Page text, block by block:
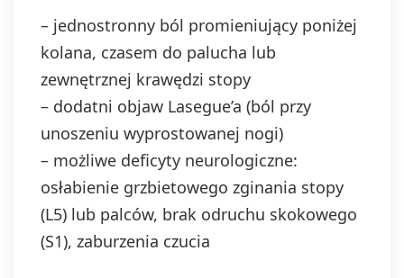
– jednostronny ból promieniujący poniżej
kolana, czasem do palucha lub
zewnętrznej krawędzi stopy
– dodatni objaw Lasegue’a (ból przy
unoszeniu wyprostowanej nogi)
– możliwe deficyty neurologiczne:
osłabienie grzbietowego zginania stopy
(L5) lub palców, brak odruchu skokowego
(S1), zaburzenia czucia